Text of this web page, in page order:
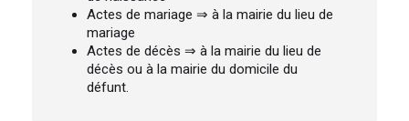
Actes de mariage ⇒ à la mairie du lieu de
mariage
Actes de décès ⇒ à la mairie du lieu de
décès ou à la mairie du domicile du
défunt.